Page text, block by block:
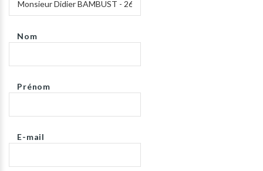
Nom
Prénom
E-mail